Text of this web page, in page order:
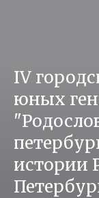
IV
юных
истории